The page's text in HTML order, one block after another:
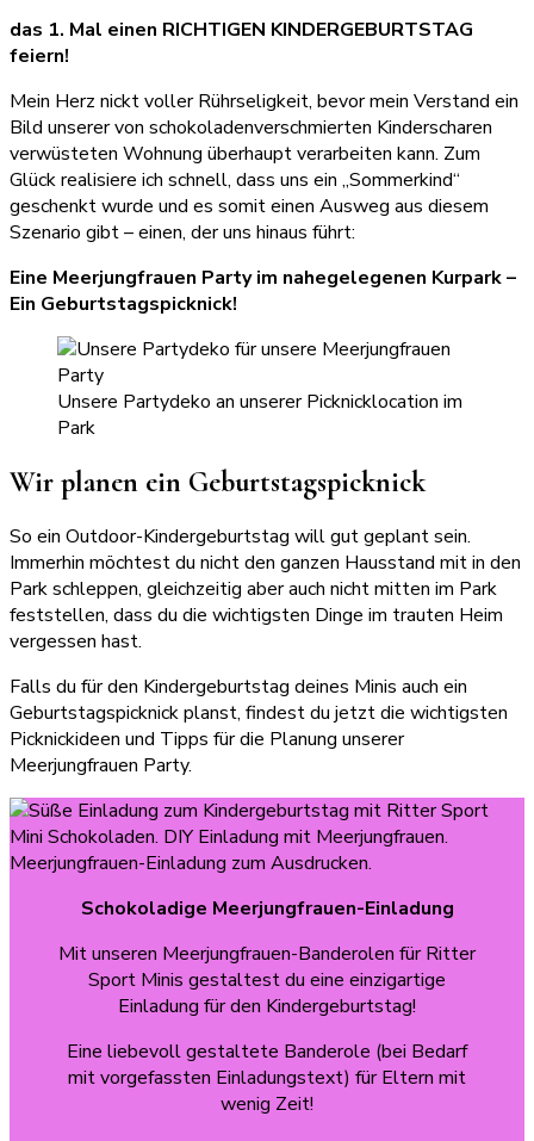
das 1. Mal einen RICHTIGEN KINDERGEBURTSTAG
feiern!
Mein Herz nickt voller Rührseligkeit, bevor mein Verstand ein
Bild unserer von schokoladenverschmierten Kinderscharen
verwüsteten Wohnung überhaupt verarbeiten kann. Zum
Glück realisiere ich schnell, dass uns ein „Sommerkind“
geschenkt wurde und es somit einen Ausweg aus diesem
Szenario gibt – einen, der uns hinaus führt:
Eine Meerjungfrauen Party im nahegelegenen Kurpark –
Ein Geburtstagspicknick!
Unsere Partydeko an unserer Picknicklocation im
Park
Wir planen ein Geburtstagspicknick
So ein Outdoor-Kindergeburtstag will gut geplant sein.
Immerhin möchtest du nicht den ganzen Hausstand mit in den
Park schleppen, gleichzeitig aber auch nicht mitten im Park
feststellen, dass du die wichtigsten Dinge im trauten Heim
vergessen hast.
Falls du für den Kindergeburtstag deines Minis auch ein
Geburtstagspicknick planst, findest du jetzt die wichtigsten
Picknickideen und Tipps für die Planung unserer
Meerjungfrauen Party.
Schokoladige Meerjungfrauen-Einladung
Mit unseren Meerjungfrauen-Banderolen für Ritter
Sport Minis gestaltest du eine einzigartige
Einladung für den Kindergeburtstag!
Eine liebevoll gestaltete Banderole (bei Bedarf
mit vorgefassten Einladungstext) für Eltern mit
wenig Zeit!